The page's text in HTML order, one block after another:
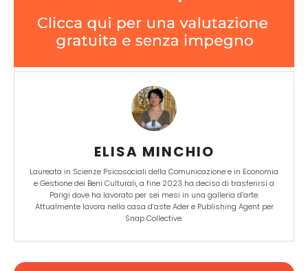
ELISA MINCHIO
Laureata in Scienze Psicosociali della Comunicazione e in Economia
e Gestione dei Beni Culturali, a fine 2023 ha deciso di trasferirsi a
Parigi dove ha lavorato per sei mesi in una galleria d’arte.
Attualmente lavora nella casa d’aste Ader e Publishing Agent per
Snap Collective.